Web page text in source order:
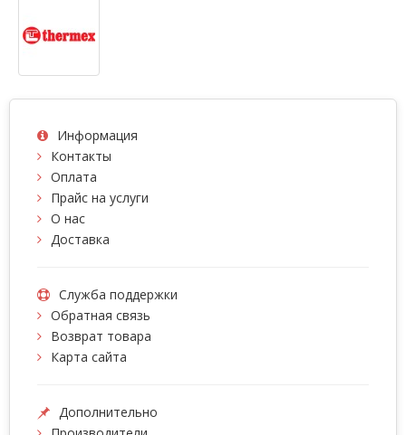
Информация
Контакты
Оплата
Прайс на услуги
О нас
Доставка
Служба поддержки
Обратная связь
Возврат товара
Карта сайта
Дополнительно